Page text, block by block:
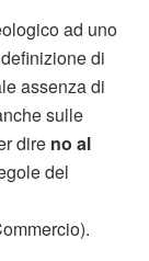
ad uno
di
assenza di
sulle
dire no al
del